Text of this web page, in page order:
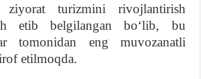
ziyorat turizmini rivojlantirish
etib belgilangan boʻlib, bu
tomonidan eng muvozanatli
etilmoqda.